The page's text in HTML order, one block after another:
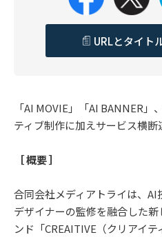
URLとタイト
「AI MOVIE」「AI BANNER
ティブ制作に加えサービス横断
［ 概要 ］
合同会社メディアトライは、
デザイナーの監修を融合した
ンド「CREAITIVE（クリアイ